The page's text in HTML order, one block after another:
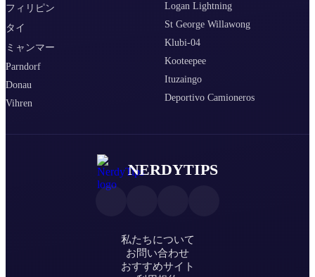
フィリピン
タイ
ミャンマー
Parndorf
Donau
Vihren
Logan Lightning
St George Willawong
Klubi-04
Kooteepee
Ituzaingo
Deportivo Camioneros
NERDYTIPS
私たちについて
お問い合わせ
おすすめサイト